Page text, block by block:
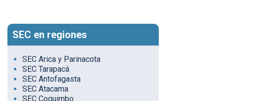
SEC en regiones
SEC Arica y Parinacota
SEC Tarapacá
SEC Antofagasta
SEC Atacama
SEC Coquimbo